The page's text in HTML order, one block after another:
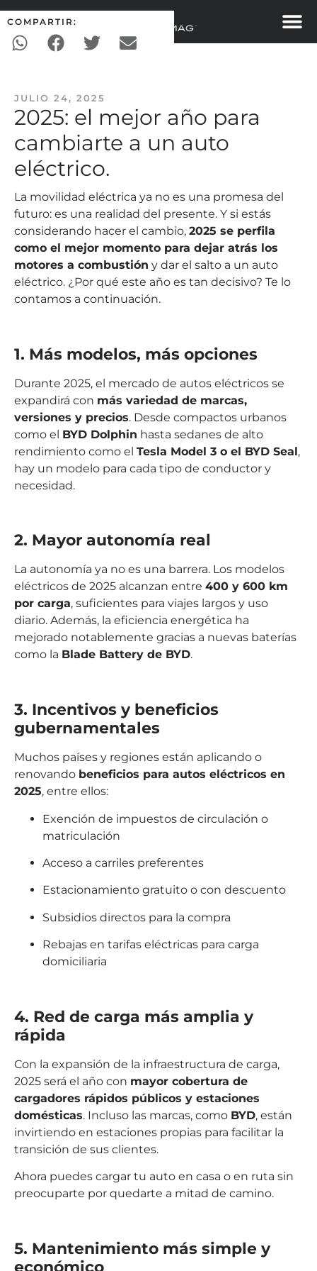
COMPARTIR:
JULIO 24, 2025
2025: el mejor año para
cambiarte a un auto
eléctrico.
La movilidad eléctrica ya no es una promesa del
futuro: es una realidad del presente. Y si estás
considerando hacer el cambio, 2025 se perfila
como el mejor momento para dejar atrás los
motores a combustión y dar el salto a un auto
eléctrico. ¿Por qué este año es tan decisivo? Te lo
contamos a continuación.
1. Más modelos, más opciones
Durante 2025, el mercado de autos eléctricos se
expandirá con más variedad de marcas,
versiones y precios. Desde compactos urbanos
como el BYD Dolphin hasta sedanes de alto
rendimiento como el Tesla Model 3 o el BYD Seal,
hay un modelo para cada tipo de conductor y
necesidad.
2. Mayor autonomía real
La autonomía ya no es una barrera. Los modelos
eléctricos de 2025 alcanzan entre 400 y 600 km
por carga, suficientes para viajes largos y uso
diario. Además, la eficiencia energética ha
mejorado notablemente gracias a nuevas baterías
como la Blade Battery de BYD.
3. Incentivos y beneficios
gubernamentales
Muchos países y regiones están aplicando o
renovando beneficios para autos eléctricos en
2025, entre ellos:
Exención de impuestos de circulación o
matriculación
Acceso a carriles preferentes
Estacionamiento gratuito o con descuento
Subsidios directos para la compra
Rebajas en tarifas eléctricas para carga
domiciliaria
4. Red de carga más amplia y
rápida
Con la expansión de la infraestructura de carga,
2025 será el año con mayor cobertura de
cargadores rápidos públicos y estaciones
domésticas. Incluso las marcas, como BYD, están
invirtiendo en estaciones propias para facilitar la
transición de sus clientes.
Ahora puedes cargar tu auto en casa o en ruta sin
preocuparte por quedarte a mitad de camino.
5. Mantenimiento más simple y
económico